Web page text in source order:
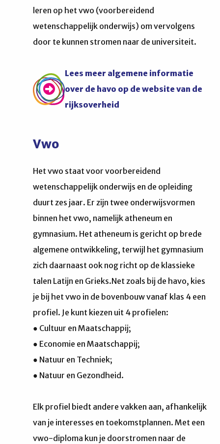
leren op het vwo (voorbereidend
wetenschappelijk onderwijs) om vervolgens
door te kunnen stromen naar de universiteit.
Lees meer algemene informatie
over de havo op de website van de
rijksoverheid
Vwo
Het vwo staat voor voorbereidend
wetenschappelijk onderwijs en de opleiding
duurt zes jaar. Er zijn twee onderwijsvormen
binnen het vwo, namelijk atheneum en
gymnasium. Het atheneum is gericht op brede
algemene ontwikkeling, terwijl het gymnasium
zich daarnaast ook nog richt op de klassieke
talen Latijn en Grieks.Net zoals bij de havo, kies
je bij het vwo in de bovenbouw vanaf klas 4 een
profiel. Je kunt kiezen uit 4 profielen:
● Cultuur en Maatschappij;
● Economie en Maatschappij;
● Natuur en Techniek;
● Natuur en Gezondheid.
Elk profiel biedt andere vakken aan, afhankelijk
van je interesses en toekomstplannen. Met een
vwo-diploma kun je doorstromen naar de